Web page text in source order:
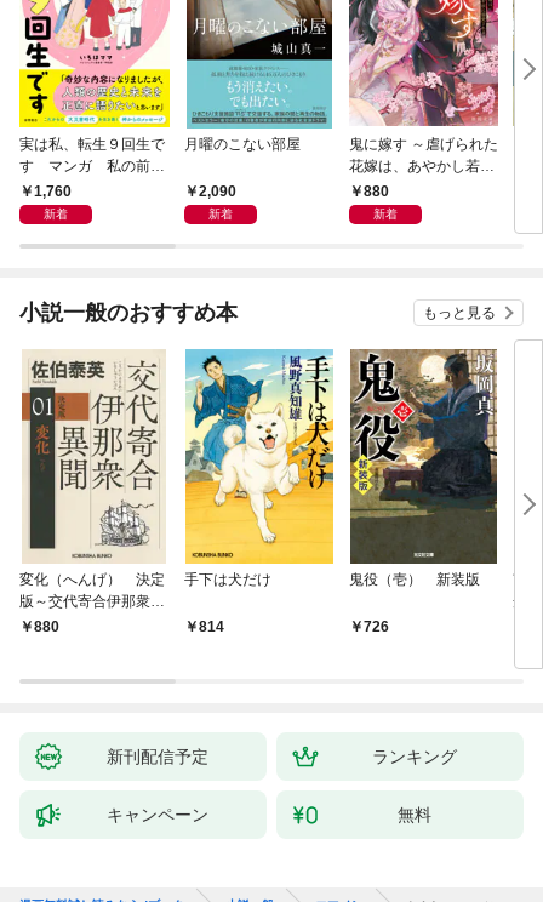
実は私、転生９回生で
す マンガ 私の前世
物語1,760
新着
月曜のこない部屋
2,090
新着
鬼に嫁す ～虐げられた
花嫁は、あやかし若頭
に溺愛される～
880
新着
小説一般のおすすめ本 もっと見る
変化（へんげ） 決定
版～交代寄合伊那衆異
聞（1）～
880
手下は犬だけ
814
鬼役（壱） 新装版
726
南
舟
新刊配信予定 ランキング
キャンペーン 無料